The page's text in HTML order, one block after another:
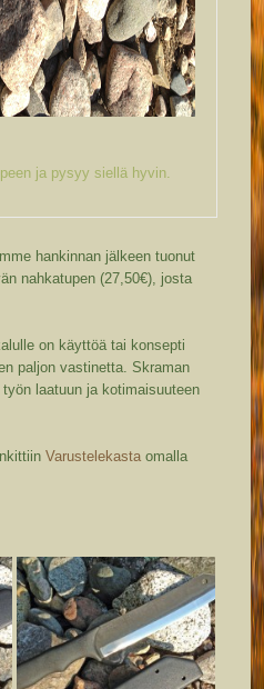
ja pysyy siellä hyvin.
hankinnan jälkeen tuonut
nahkatupen (27,50€), josta
on käyttöä tai konsepti
paljon vastinetta. Skraman
laatuun ja kotimaisuuteen
Varustelekasta omalla